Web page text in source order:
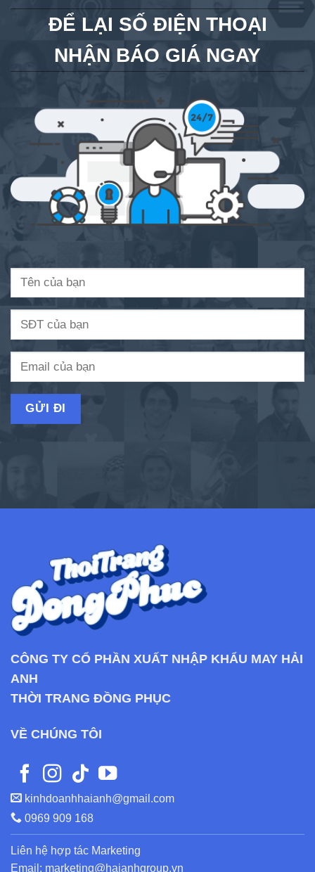
ĐỂ LẠI SỐ ĐIỆN THOẠI
NHẬN BÁO GIÁ NGAY
CÔNG TY CỔ PHẦN XUẤT NHẬP KHẨU MAY HẢI
ANH
THỜI TRANG ĐỒNG PHỤC
VỀ CHÚNG TÔI
kinhdoanhhaianh@gmail.com
0969 909 168
Liên hệ hợp tác Marketing
Email: marketing@haianhgroup.vn